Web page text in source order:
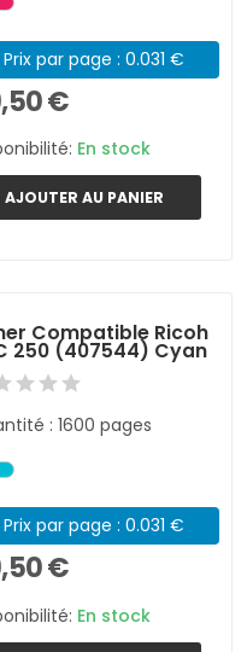
Prix par page : 0.031 €
€
En stock
AJOUTER AU PANIER
Compatible Ricoh
250 (407544) Cyan
: 1600 pages
Prix par page : 0.031 €
€
En stock